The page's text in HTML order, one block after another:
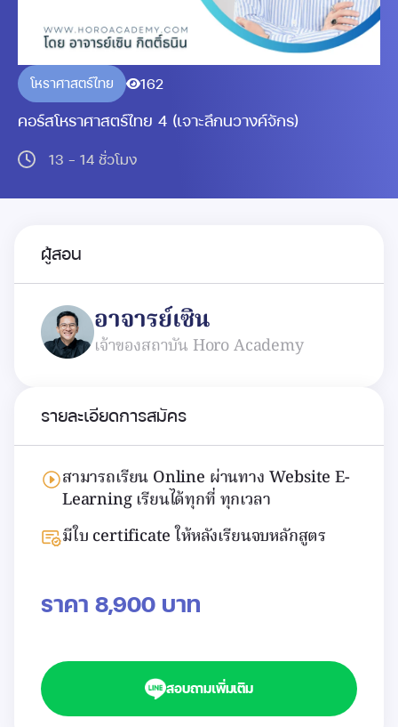
โหราศาสตร์ไทย 162
คอร์สโหราศาสตร์ไทย 4 (เจาะลึกนวางค์จักร)
13 - 14 ชั่วโมง
ผู้สอน
อาจารย์เซิน
เจ้าของสถาบัน Horo Academy
รายละเอียดการสมัคร
สามารถเรียน Online ผ่านทาง Website E-
Learning เรียนได้ทุกที่ ทุกเวลา
มีใบ certificate ให้หลังเรียนจบหลักสูตร
ราคา 8,900 บาท
สอบถามเพิ่มเติม